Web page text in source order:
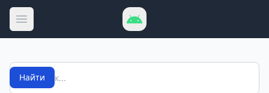
Открыть меню
Поиск
Найти